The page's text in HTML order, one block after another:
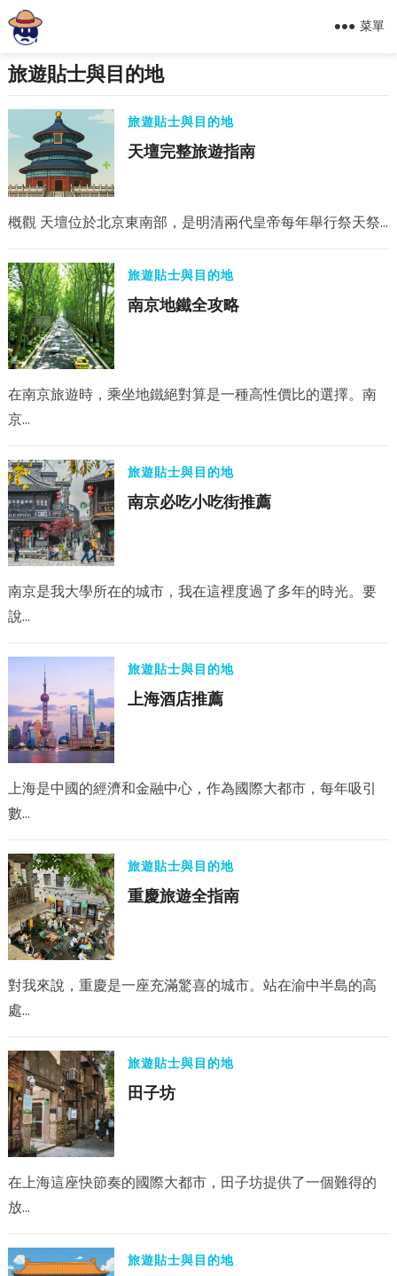
菜單
旅遊貼士與目的地
旅遊貼士與目的地
天壇完整旅遊指南
概觀 天壇位於北京東南部，是明清兩代皇帝每年舉行祭天祭…
旅遊貼士與目的地
南京地鐵全攻略
在南京旅遊時，乘坐地鐵絕對算是一種高性價比的選擇。南
京…
旅遊貼士與目的地
南京必吃小吃街推薦
南京是我大學所在的城市，我在這裡度過了多年的時光。要
說…
旅遊貼士與目的地
上海酒店推薦
上海是中國的經濟和金融中心，作為國際大都市，每年吸引
數…
旅遊貼士與目的地
重慶旅遊全指南
對我來說，重慶是一座充滿驚喜的城市。站在渝中半島的高
處…
旅遊貼士與目的地
田子坊
在上海這座快節奏的國際大都市，田子坊提供了一個難得的
放…
旅遊貼士與目的地